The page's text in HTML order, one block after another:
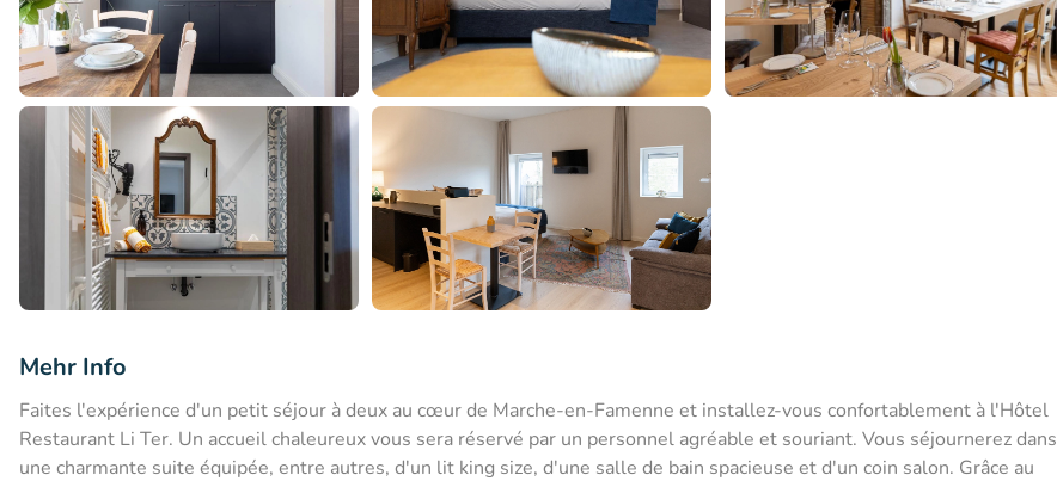
Mehr Info
Faites l'expérience d'un petit séjour à deux au cœur de Marche-en-Famenne et installez-vous confortablement à l'Hôtel
Restaurant Li Ter. Un accueil chaleureux vous sera réservé par un personnel agréable et souriant. Vous séjournerez dans
une charmante suite équipée, entre autres, d'un lit king size, d'une salle de bain spacieuse et d'un coin salon. Grâce au